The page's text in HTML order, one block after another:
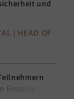
und
| HEAD OF
Einstieg."